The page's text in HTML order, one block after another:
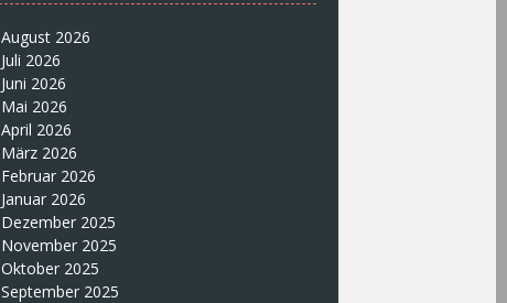
August 2026
Juli 2026
Juni 2026
Mai 2026
April 2026
März 2026
Februar 2026
Januar 2026
Dezember 2025
November 2025
Oktober 2025
September 2025